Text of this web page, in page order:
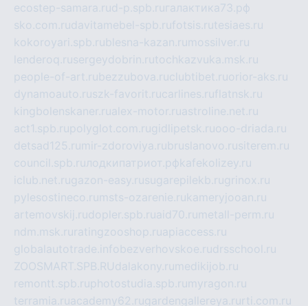
ecostep-samara.rud-p.spb.ru галактика73.рф
sko.com.rudavitamebel-spb.rufotsis.rutesiaes.ru
kokoroyari.spb.rublesna-kazan.ru mossilver.ru
lenderoq.rusergeydobrin.rutochkazvuka.msk.ru
people-of-art.rubezzubova.ruclubtibet.ruorior-aks.ru
dynamoauto.ruszk-favorit.rucarlines.ruflatnsk.ru
kingbolenskaner.rualex-motor.ruastroline.net.ru
act1.spb.rupolyglot.com.rugidlipetsk.ruooo-driada.ru
detsad125.ru mir-zdoroviya.rubruslanovo.rusiterem.ru
council.spb.ruлодкипатриот.рфkafekolizey.ru
iclub.net.rugazon-easy.rusugarepilekb.rugrinox.ru
pylesostineco.ru msts-ozarenie.rukameryjooan.ru
artemovskij.rudopler.spb.ruaid70.ru metall-perm.ru
ndm.msk.ru ratingzooshop.ruapiaccess.ru
globalautotrade.info bezverhovskoe.rudrsschool.ru
ZOOSMART.SPB.RUdalakony.ru medikijob.ru
remontt.spb.ruphotostudia.spb.ru myragon.ru
terramia.ruacademy62.rugardengallereya.ru rti.com.ru